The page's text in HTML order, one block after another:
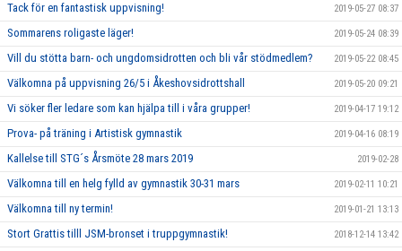
Tack för en fantastisk uppvisning! 2019-05-27 08:37
Sommarens roligaste läger! 2019-05-24 08:39
Vill du stötta barn- och ungdomsidrotten och bli vår stödmedlem? 2019-05-22 08:45
Välkomna på uppvisning 26/5 i Åkeshovsidrottshall 2019-05-20 09:21
Vi söker fler ledare som kan hjälpa till i våra grupper! 2019-04-17 19:12
Prova- på träning i Artistisk gymnastik 2019-04-16 08:19
Kallelse till STG´s Årsmöte 28 mars 2019 2019-02-28
Välkomna till en helg fylld av gymnastik 30-31 mars 2019-02-11 10:21
Välkomna till ny termin! 2019-01-21 13:13
Stort Grattis tilll JSM-bronset i truppgymnastik! 2018-12-14 13:42